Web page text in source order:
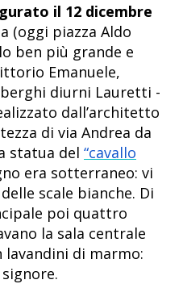
il 12 dicembre
(oggi piazza Aldo
ben più grande e
Emanuele,
diurni Lauretti -
dall’architetto
di via Andrea da
statua del “cavallo
era sotterraneo: vi
scale bianche. Di
poi quattro
la sala centrale
lavandini di marmo: